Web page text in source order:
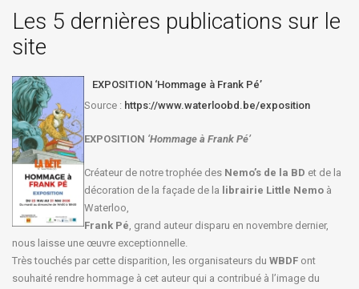
Les 5 dernières publications sur le
site
EXPOSITION ‘Hommage à Frank Pé’
Source : https://www.waterloobd.be/exposition
EXPOSITION ‘Hommage à Frank Pé’
Créateur de notre trophée des Nemo’s de la BD et de la
décoration de la façade de la librairie Little Nemo à
Waterloo,
Frank Pé, grand auteur disparu en novembre dernier,
nous laisse une œuvre exceptionnelle.
Très touchés par cette disparition, les organisateurs du WBDF ont
souhaité rendre hommage à cet auteur qui a contribué à l’image du